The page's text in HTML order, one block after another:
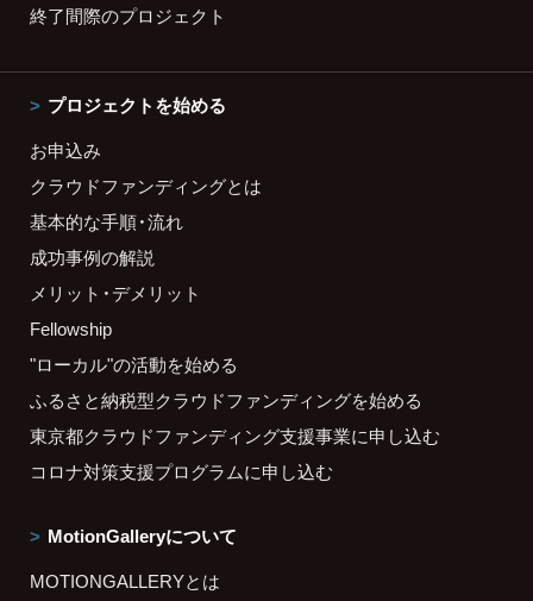
終了間際のプロジェクト
プロジェクトを始める
お申込み
クラウドファンディングとは
基本的な手順・流れ
成功事例の解説
メリット・デメリット
Fellowship
"ローカル"の活動を始める
ふるさと納税型クラウドファンディングを始める
東京都クラウドファンディング支援事業に申し込む
コロナ対策支援プログラムに申し込む
MotionGalleryについて
MOTIONGALLERYとは